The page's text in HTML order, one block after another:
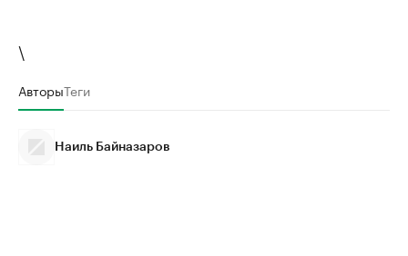
\
АвторыТеги
Наиль Байназаров